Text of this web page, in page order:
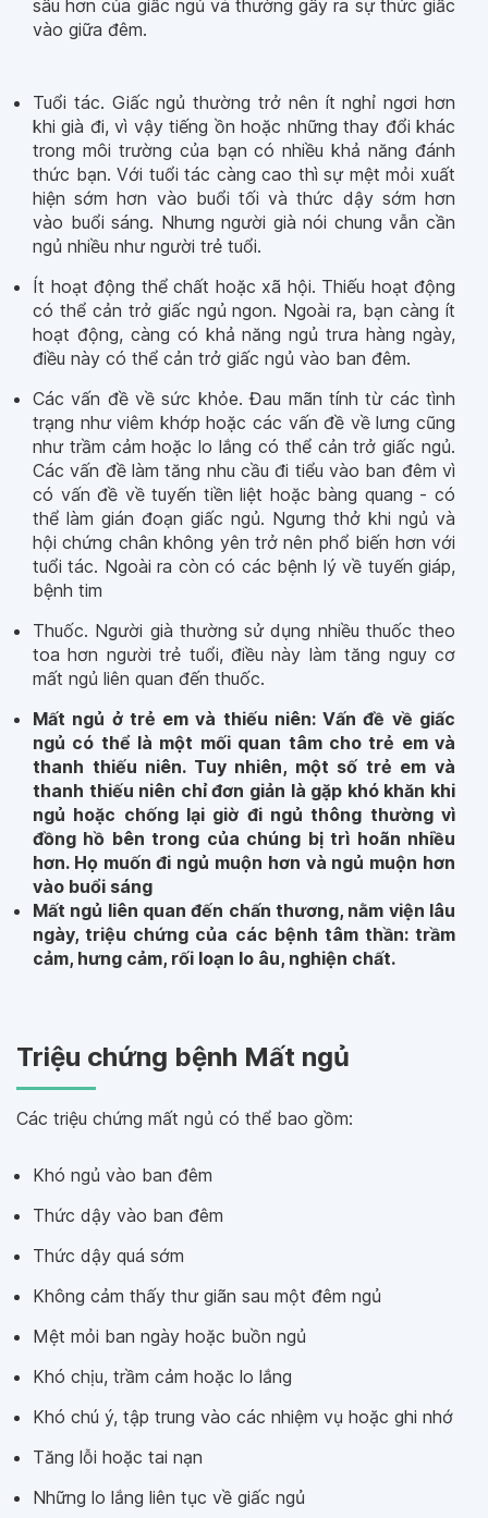
sâu hơn của giấc ngủ và thường gây ra sự thức giấc
vào giữa đêm.
Tuổi tác. Giấc ngủ thường trở nên ít nghỉ ngơi hơn
khi già đi, vì vậy tiếng ồn hoặc những thay đổi khác
trong môi trường của bạn có nhiều khả năng đánh
thức bạn. Với tuổi tác càng cao thì sự mệt mỏi xuất
hiện sớm hơn vào buổi tối và thức dậy sớm hơn
vào buổi sáng. Nhưng người già nói chung vẫn cần
ngủ nhiều như người trẻ tuổi.
Ít hoạt động thể chất hoặc xã hội. Thiếu hoạt động
có thể cản trở giấc ngủ ngon. Ngoài ra, bạn càng ít
hoạt động, càng có khả năng ngủ trưa hàng ngày,
điều này có thể cản trở giấc ngủ vào ban đêm.
Các vấn đề về sức khỏe. Đau mãn tính từ các tình
trạng như viêm khớp hoặc các vấn đề về lưng cũng
như trầm cảm hoặc lo lắng có thể cản trở giấc ngủ.
Các vấn đề làm tăng nhu cầu đi tiểu vào ban đêm vì
có vấn đề về tuyến tiền liệt hoặc bàng quang - có
thể làm gián đoạn giấc ngủ. Ngưng thở khi ngủ và
hội chứng chân không yên trở nên phổ biến hơn với
tuổi tác. Ngoài ra còn có các bệnh lý về tuyến giáp,
bệnh tim
Thuốc. Người già thường sử dụng nhiều thuốc theo
toa hơn người trẻ tuổi, điều này làm tăng nguy cơ
mất ngủ liên quan đến thuốc.
Mất ngủ ở trẻ em và thiếu niên: Vấn đề về giấc
ngủ có thể là một mối quan tâm cho trẻ em và
thanh thiếu niên. Tuy nhiên, một số trẻ em và
thanh thiếu niên chỉ đơn giản là gặp khó khăn khi
ngủ hoặc chống lại giờ đi ngủ thông thường vì
đồng hồ bên trong của chúng bị trì hoãn nhiều
hơn. Họ muốn đi ngủ muộn hơn và ngủ muộn hơn
vào buổi sáng
Mất ngủ liên quan đến chấn thương, nằm viện lâu
ngày, triệu chứng của các bệnh tâm thần: trầm
cảm, hưng cảm, rối loạn lo âu, nghiện chất.
Triệu chứng bệnh Mất ngủ
Các triệu chứng mất ngủ có thể bao gồm:
Khó ngủ vào ban đêm
Thức dậy vào ban đêm
Thức dậy quá sớm
Không cảm thấy thư giãn sau một đêm ngủ
Mệt mỏi ban ngày hoặc buồn ngủ
Khó chịu, trầm cảm hoặc lo lắng
Khó chú ý, tập trung vào các nhiệm vụ hoặc ghi nhớ
Tăng lỗi hoặc tai nạn
Những lo lắng liên tục về giấc ngủ